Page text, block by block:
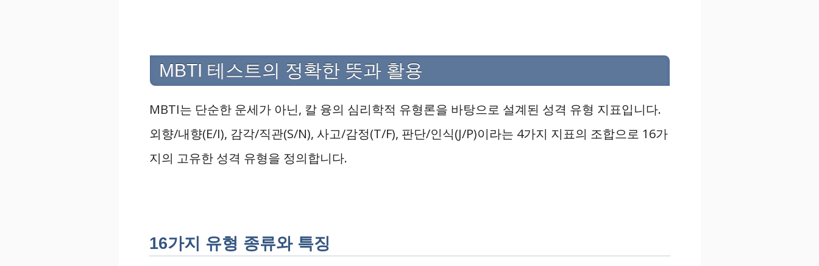
MBTI 테스트의 정확한 뜻과 활용
MBTI는 단순한 운세가 아닌, 칼 융의 심리학적 유형론을 바탕으로 설계된 성격 유형 지표입니다.
외향/내향(E/I), 감각/직관(S/N), 사고/감정(T/F), 판단/인식(J/P)이라는 4가지 지표의 조합으로 16가
지의 고유한 성격 유형을 정의합니다.
16가지 유형 종류와 특징